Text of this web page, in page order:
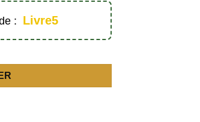
: Livre5
Tâlib Al-‘ilm (Bilingue français-arabe) -